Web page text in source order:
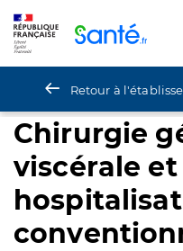
Retour à
Chirurgie
viscérale